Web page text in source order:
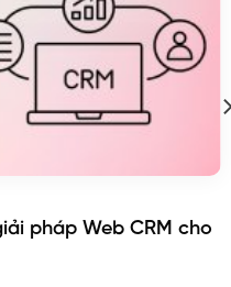
pháp Web CRM cho